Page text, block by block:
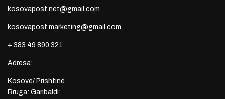
kosovapost.net@gmail.com
kosovapost.marketing@gmail.com
+ 383 49 890 321
Adresa:
Kosovë/ Prishtinë
Rruga: Garibaldi;